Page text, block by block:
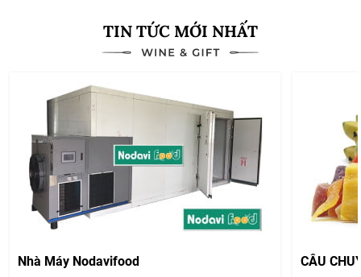
TIN TỨC MỚI NHẤT
Nhà Máy Nodavifood CÂU